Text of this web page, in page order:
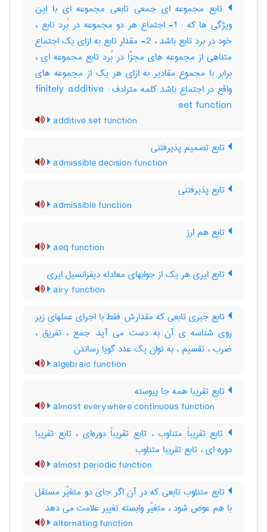
تابع مجموعه ای جمعی تابعی مجموعه ای با این
ویژگی ها که : 1- اجتماع هر دو مجموعه در بُرد تابع ،
خود در برد تابع باشد ، 2- مقدار تابع به ازای یک اجتماع
متناهی از مجموعه های مجزّا در بُرد تابع مجموعه ای ،
برابر با مجموع مقادیر به ازای هر یک از مجموعه های
واقع در اجتماع باشد کلمه مترادف : finitely additive
set function
additive set function
تابع تصمیم پذیرفتنی
admissible decision function
تابع پذیرفتنی
admissible function
تابع هم ارز
aeq function
تابع ایری هر یک از جوابهای معادله دیفرانسیل ایری
airy function
تابع جبری تابعی که مقدارش فقط با اجرای عملهای زیر
روی شناسه ی آن به دست می آید: جمع ، تفریق ،
ضرب ، تقسیم ، به توان یک عدد گویا رساندن
algebraic function
تابع تقریبا همه جا پیوسته
almost everywhere continuous function
تابع تقریباً متناوب ، تابع تقریباً دوره‌ای ، تابع تقریبا
دوره ای ، تابع تقریبا متناوب
almost periodic function
تابع متناوب تابعی که در آن اگر جای دو متغیّر مستقل
با هم عوض شود ، متغیّر وابسته تغییر علامت می دهد
alternating function